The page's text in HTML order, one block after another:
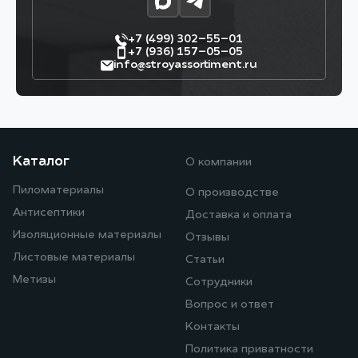
+7 (499) 302–55–01
+7 (936) 157–05–05
info@stroyassortiment.ru
Каталог
Пиломатериалы
Антисептики
Изоляционные материалы
Листовые материалы
Метизы
О компании
О производстве
Доставка и оплата
Отзывы
Статьи
Сотрудники
Вопрос и ответ
Контакты
Политика приватности